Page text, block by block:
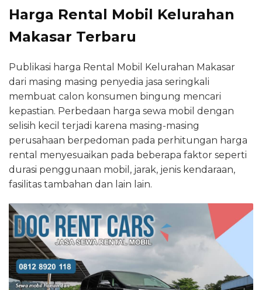
Harga Rental Mobil Kelurahan
Makasar Terbaru
Publikasi harga Rental Mobil Kelurahan Makasar
dari masing masing penyedia jasa seringkali
membuat calon konsumen bingung mencari
kepastian. Perbedaan harga sewa mobil dengan
selisih kecil terjadi karena masing-masing
perusahaan berpedoman pada perhitungan harga
rental menyesuaikan pada beberapa faktor seperti
durasi penggunaan mobil, jarak, jenis kendaraan,
fasilitas tambahan dan lain lain.